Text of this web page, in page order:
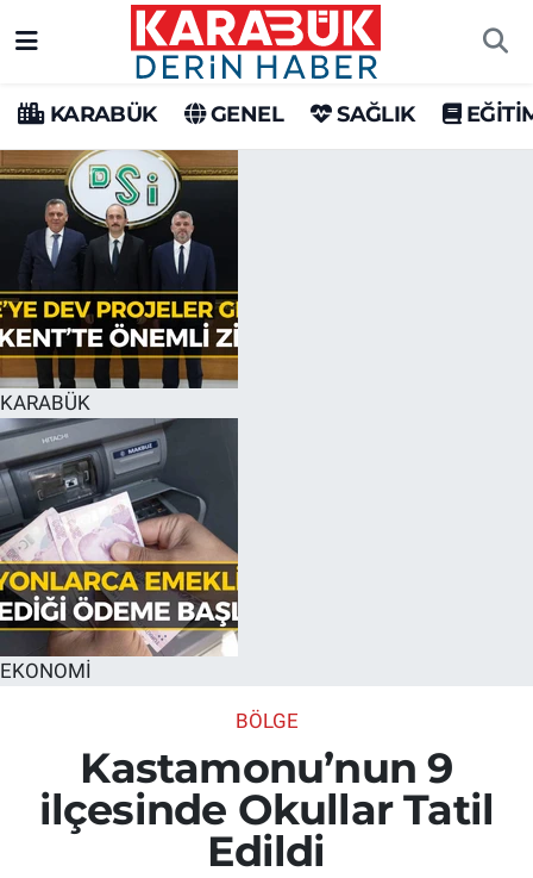
KARABÜK GENEL SAĞLIK
KARABÜK
EKONOMİ
BÖLGE
Kastamonu’nun 9
ilçesinde Okullar Tatil
Edildi
Karabük Hava Durumu
Karabük Trafik Yoğunluk Haritası
Süper Lig Puan Durumu ve Fikstür
Tüm Manşetler
Son Dakika Haberleri
Haber Arşivi